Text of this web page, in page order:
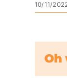
10/11/
Oh